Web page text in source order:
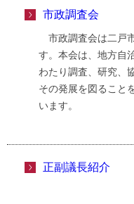
市政調査会
市政調査会は二戸
す。本会は、地方自
わたり調査、研究、
その発展を図ること
います。
正副議長紹介